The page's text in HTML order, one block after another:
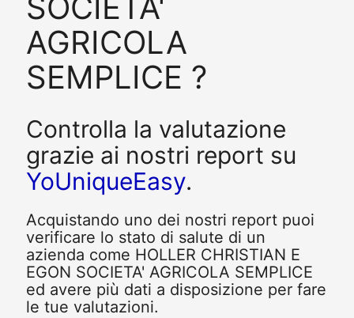
AGRICOLA
SEMPLICE ?
Controlla la valutazione
grazie ai nostri report su
YoUniqueEasy.
Acquistando uno dei nostri report puoi
verificare lo stato di salute di un
azienda come HOLLER CHRISTIAN E
EGON SOCIETA' AGRICOLA SEMPLICE
ed avere più dati a disposizione per fare
le tue valutazioni.